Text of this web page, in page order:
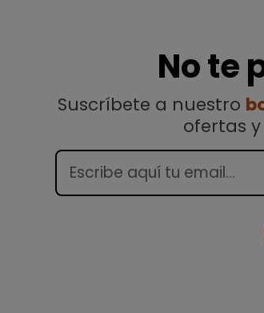
No te
Suscríbete a nuestro
ofertas